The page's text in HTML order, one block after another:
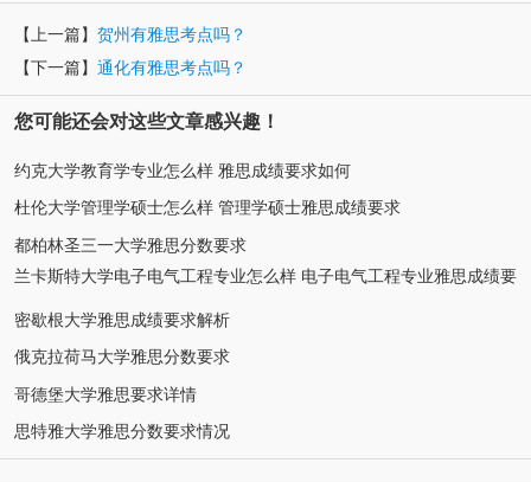
【上一篇】 贺州有雅思考点吗？
【下一篇】 通化有雅思考点吗？
您可能还会对这些文章感兴趣！
约克大学教育学专业怎么样 雅思成绩要求如何
杜伦大学管理学硕士怎么样 管理学硕士雅思成绩要求
都柏林圣三一大学雅思分数要求
兰卡斯特大学电子电气工程专业怎么样 电子电气工程专业雅思成绩要
求
密歇根大学雅思成绩要求解析
俄克拉荷马大学雅思分数要求
哥德堡大学雅思要求详情
思特雅大学雅思分数要求情况